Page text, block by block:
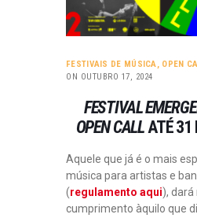
FESTIVAIS DE MÚSICA, OPEN
ON OUTUBRO 17, 2024
FESTIVAL
OPEN CALLATÉ 31
Aquele que já é o mais
música para artistas e
(regulamento aqui),
cumprimento àquilo que